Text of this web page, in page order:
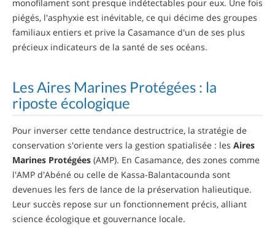
monofilament sont presque indétectables pour eux. Une fois
piégés, l'asphyxie est inévitable, ce qui décime des groupes
familiaux entiers et prive la Casamance d'un de ses plus
précieux indicateurs de la santé de ses océans.
Les Aires Marines Protégées : la
riposte écologique
Pour inverser cette tendance destructrice, la stratégie de
conservation s'oriente vers la gestion spatialisée : les Aires
Marines Protégées (AMP). En Casamance, des zones comme
l'AMP d'Abéné ou celle de Kassa-Balantacounda sont
devenues les fers de lance de la préservation halieutique.
Leur succès repose sur un fonctionnement précis, alliant
science écologique et gouvernance locale.